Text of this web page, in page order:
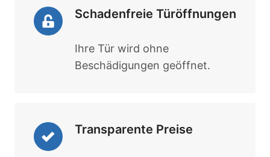
Schadenfreie Türöffnungen
Ihre Tür wird ohne
Beschädigungen geöffnet.
Transparente Preise